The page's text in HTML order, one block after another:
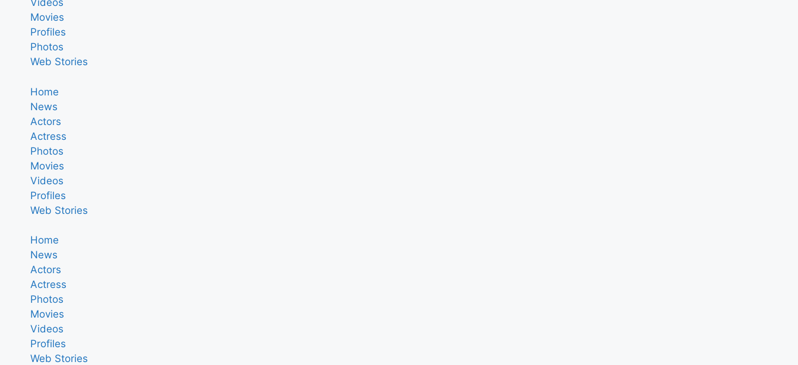
Videos
Movies
Profiles
Photos
Web Stories
Home
News
Actors
Actress
Photos
Movies
Videos
Profiles
Web Stories
Home
News
Actors
Actress
Photos
Movies
Videos
Profiles
Web Stories